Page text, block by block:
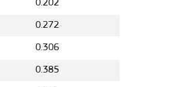
0.202
0.272
0.306
0.385